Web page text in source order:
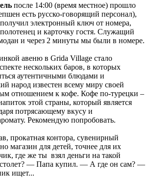
после 14:00 (время местное) прошло
есть русско-говорящий персонал),
электронный ключ от номера,
и карточку гостя. Служащий
и через 2 минуты мы были в номере.
авеню в Grida Village стало
нескольких баров, в которых
аутентичными блюдами и
народ известен всему миру своей
отношением к кофе. Кофе по-турецки –
этой страны, который является
потрясающему вкусу и
Рекомендую попробовать.
контора, сувенирный
магазин для детей, точнее для их
где же ты взял деньги на такой
— Папа купил. — А где он сам? —
ищет...